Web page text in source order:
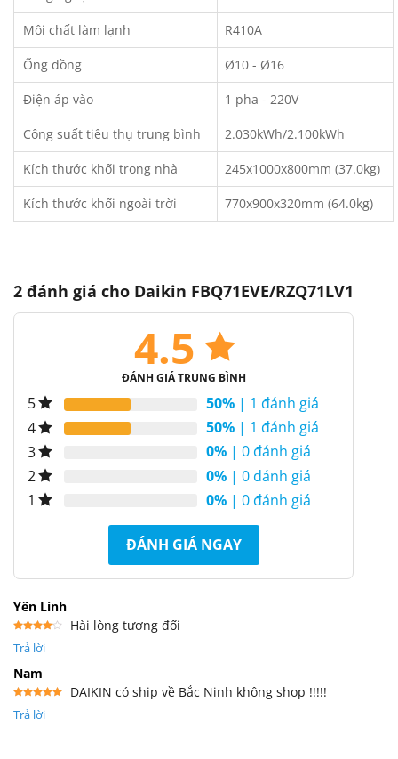
Môi chất làm lạnh R410A
Ống đồng Ø10 - Ø16
Điện áp vào 1 pha - 220V
Công suất tiêu thụ trung bình 2.030kWh/2.100kWh
Kích thước khối trong nhà 245x1000x800mm (37.0kg)
Kích thước khối ngoài trời 770x900x320mm (64.0kg)
2 đánh giá cho Daikin FBQ71EVE/RZQ71LV1
4.5
ĐÁNH GIÁ TRUNG BÌNH
5 50% | 1 đánh giá
4
50% | 1 đánh giá
3
0% | 0 đánh giá
2
0% | 0 đánh giá
1
0% | 0 đánh giá
ĐÁNH GIÁ NGAY
Yến Linh
xếp
5 sao
Hài lòng tương đối
Trả lời
Nam
hạng5
DAIKIN có ship về Bắc Ninh không shop !!!!!
Trả lời